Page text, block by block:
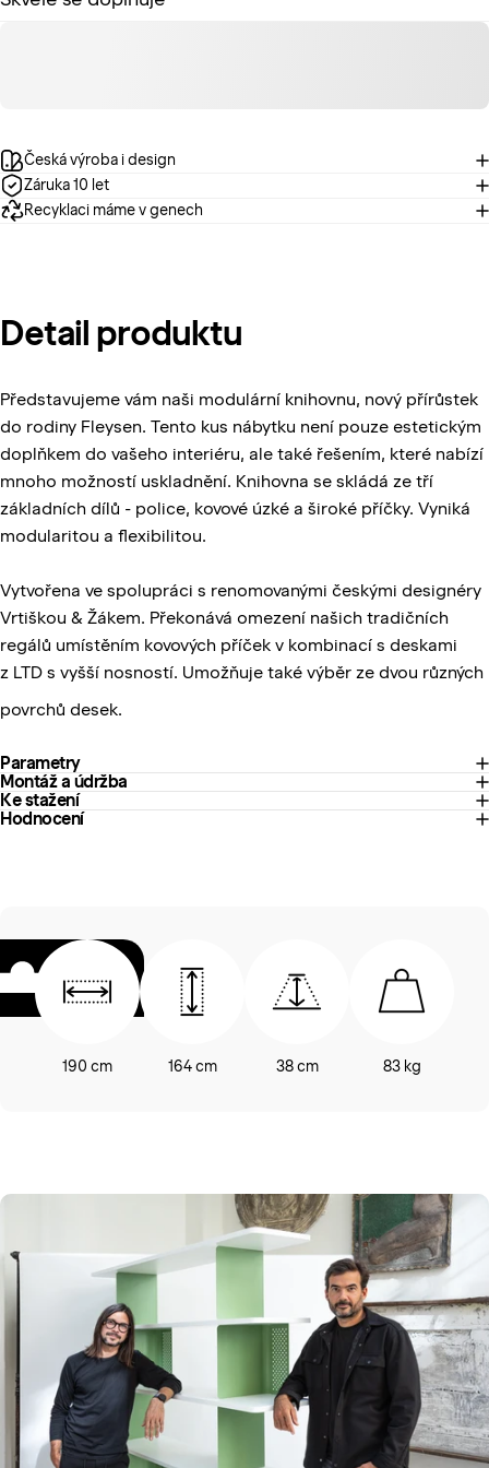
Česká výroba i design
Záruka 10 let
Recyklaci máme v genech
Detail produktu
Představujeme vám naši modulární knihovnu, nový přírůstek
do rodiny Fleysen. Tento kus nábytku není pouze estetickým
doplňkem do vašeho interiéru, ale také řešením, které nabízí
mnoho možností uskladnění. Knihovna se skládá ze tří
základních dílů - police, kovové úzké a široké příčky. Vyniká
modularitou a flexibilitou.
Vytvořena ve spolupráci s renomovanými českými designéry
Vrtiškou & Žákem. Překonává omezení našich tradičních
regálů umístěním kovových příček v kombinací s deskami
z LTD s vyšší nosností. Umožňuje také výběr ze dvou různých
povrchů desek.
Parametry
Montáž a údržba
Ke stažení
Hodnocení
190 cm 164 cm 38 cm 83 kg